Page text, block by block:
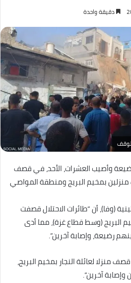
دقيقة واحدة
رضيعة وأصيب العشرات، الأحد، في قصف
بمخيم البريج ومنطقة المواصي
(وفا)، أن “طائرات الاحتلال قصفت
البريج (وسط قطاع غزة)، مما أدى
منزلا لعائلة النجار بمخيم البريج،
آخرين”.